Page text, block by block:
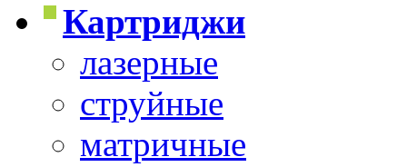
Картриджи
лазерные
струйные
матричные